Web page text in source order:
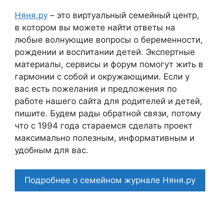
Няня.ру – это виртуальный семейный центр,
в котором вы можете найти ответы на
любые волнующие вопросы о беременности,
рождении и воспитании детей. Экспертные
материалы, сервисы и форум помогут жить в
гармонии с собой и окружающими. Если у
вас есть пожелания и предложения по
работе нашего сайта для родителей и детей,
пишите. Будем рады обратной связи, потому
что c 1994 года стараемся сделать проект
максимально полезным, информативным и
удобным для вас.
Подробнее о семейном журнале Няня.ру